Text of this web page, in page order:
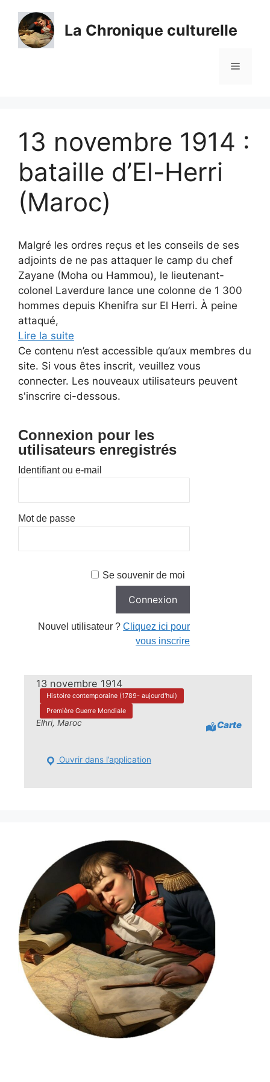
contenu
La Chronique culturelle
Menu
13 novembre 1914 :
bataille d’El-Herri
(Maroc)
Malgré les ordres reçus et les conseils de ses
adjoints de ne pas attaquer le camp du chef
Zayane (Moha ou Hammou), le lieutenant-
colonel Laverdure lance une colonne de 1 300
hommes depuis Khenifra sur El Herri. À peine
attaqué,
Lire la suite
Ce contenu n’est accessible qu’aux membres du
site. Si vous êtes inscrit, veuillez vous
connecter. Les nouveaux utilisateurs peuvent
s'inscrire ci-dessous.
Connexion pour les
utilisateurs enregistrés
Identifiant ou e-mail
Mot de passe
Se souvenir de moi
Nouvel utilisateur ?Cliquez ici pour
vous inscrire
13 novembre 1914
Histoire contemporaine (1789- aujourd'hui)
Première Guerre Mondiale
Elhri, Maroc Carte
Ouvrir dans l’application